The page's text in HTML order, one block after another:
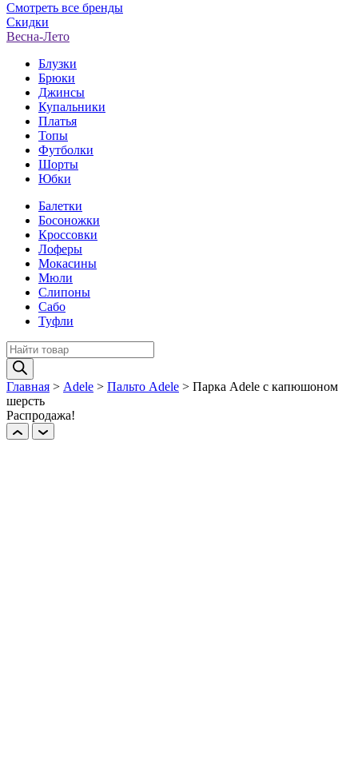
Смотреть все бренды
Скидки
Весна-Лето
Блузки
Брюки
Джинсы
Купальники
Платья
Топы
Футболки
Шорты
Юбки
Балетки
Босоножки
Кроссовки
Лоферы
Мокасины
Мюли
Слипоны
Сабо
Туфли
Поиск
товаров
Главная > Adele > Пальто Adele > Парка Adele с капюшоном
шерсть
Распродажа!